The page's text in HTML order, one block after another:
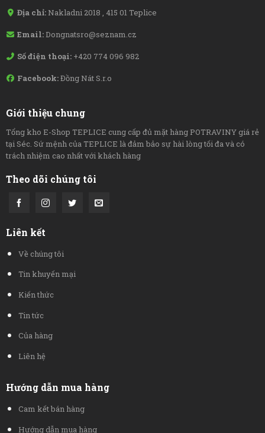
Địa chỉ: Nakladni 2018 , 415 01 Teplice
Email:Dongnatsro@seznam.cz
Số điện thoại: +420 774 096 982
Facebook:Đồng Nát S.r.o
Giới thiệu chung
Tổng kho E-Shop TEPLICE cung cấp đủ mặt hàng POTRAVINY giá rẻ
tại Séc. Sứ mệnh của TEPLICE là đảm bảo sự hài lòng tối đa và có
trách nhiệm cao nhất với khách hàng
Theo dõi chúng tôi
Liên kết
Về chúng tôi
Tin khuyến mại
Kiến thức
Tin tức
Của hàng
Liên hệ
Hướng dẫn mua hàng
Cam kết bán hàng
Hướng dẫn mua hàng